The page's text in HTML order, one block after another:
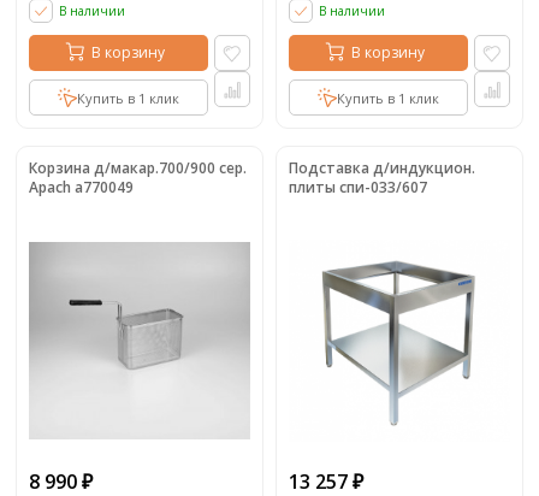
В наличии
В корзину
Купить в 1 клик
В наличии
В корзину
Купить в 1 клик
Корзина д/макар.700/900 сер.
Apach a770049
8 990 ₽
Подставка д/индукцион.
плиты спи-033/607
13 257 ₽